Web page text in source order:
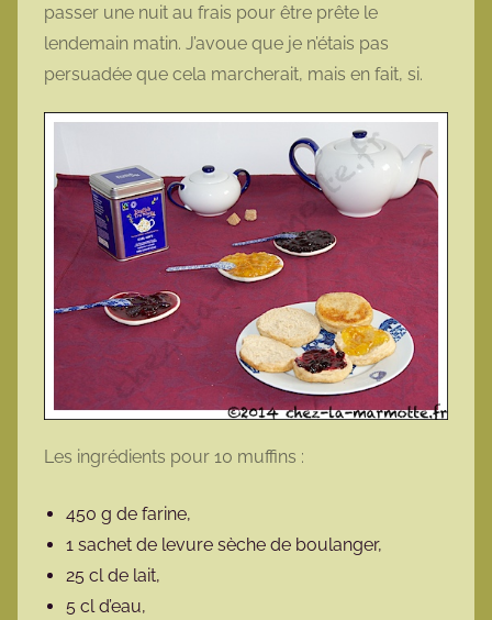
passer une nuit au frais pour être prête le
lendemain matin. J’avoue que je n’étais pas
persuadée que cela marcherait, mais en fait, si.
Les ingrédients pour 10 muffins :
450 g de farine,
1 sachet de levure sèche de boulanger,
25 cl de lait,
5 cl d’eau,